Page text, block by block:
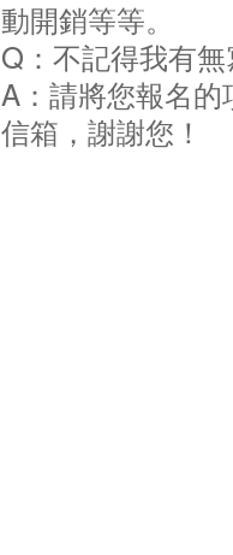
動開銷等等。
Q：不記得我有
A：請將您報名
信箱，謝謝您！